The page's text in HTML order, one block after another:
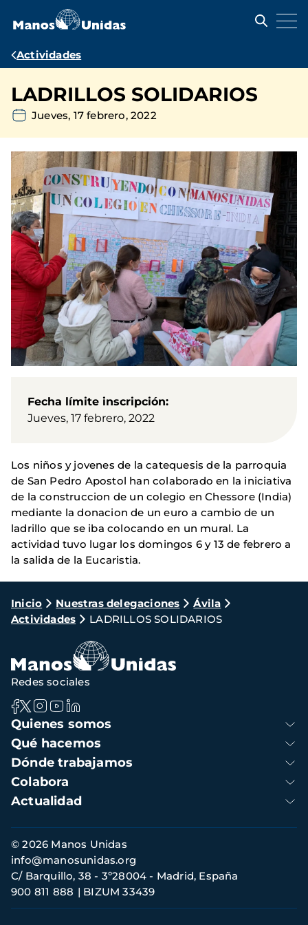
contenido
Ruta
navegación
Actividades
LADRILLOS SOLIDARIOS
Jueves, 17 febrero, 2022
Fecha límite inscripción
Jueves, 17 febrero, 2022
Los niños y jovenes de la catequesis de la parroquia
de San Pedro Apostol han colaborado en la iniciativa
de la construccion de un colegio en Chessore (India)
mediante la donacion de un euro a cambio de un
ladrillo que se iba colocando en un mural. La
actividad tuvo lugar los domingos 6 y 13 de febrero a
la salida de la Eucaristia.
Ruta
de
navegación
Inicio Nuestras delegaciones
Ávila
Actividades
LADRILLOS SOLIDARIOS
Navegación
principal
Quienes somos
Qué hacemos
Dónde trabajamos
Colabora
Actualidad
Redes sociales
Información
de
contacto
© 2026 Manos Unidas
C/ Barquillo, 38 - 3º28004 - Madrid, España
900 811 888
BIZUM 33439
info@manosunidas.org